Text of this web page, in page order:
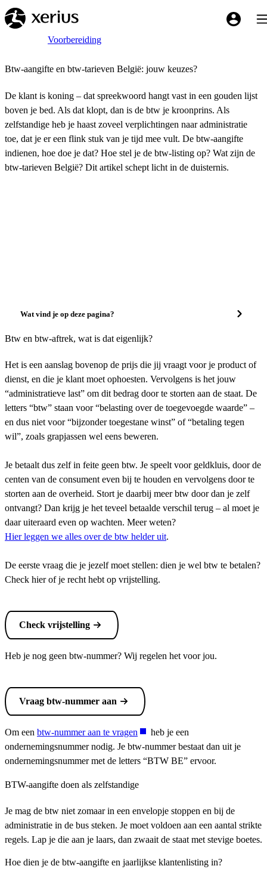
Overslaan naar de hoofdinhoud
My
Breadcrumb
HomeVoorbereiding
Btw-aangifte en btw-tarieven België: jouw keuzes?
De klant is koning – dat spreekwoord hangt vast in een gouden lijst
boven je bed. Als dat klopt, dan is de btw je kroonprins. Als
zelfstandige heb je haast zoveel verplichtingen naar administratie
toe, dat je er een flink stuk van je tijd mee vult. De btw-aangifte
indienen, hoe doe je dat? Hoe stel je de btw-listing op? Wat zijn de
btw-tarieven België? Dit artikel schept licht in de duisternis.
Wat vind je op deze pagina?
Btw en btw-aftrek, wat is dat eigenlijk?
Het is een aanslag bovenop de prijs die jij vraagt voor je product of
dienst, en die je klant moet ophoesten. Vervolgens is het jouw
“administratieve last” om dit bedrag door te storten aan de staat. De
letters “btw” staan voor “belasting over de toegevoegde waarde” –
en dus niet voor “bijzonder toegestane winst” of “betaling tegen
wil”, zoals grapjassen wel eens beweren.
Je betaalt dus zelf in feite geen btw. Je speelt voor geldkluis, door de
centen van de consument even bij te houden en vervolgens door te
storten aan de overheid. Stort je daarbij meer btw door dan je zelf
ontvangt? Dan krijg je het teveel betaalde verschil terug – al moet je
daar uiteraard even op wachten. Meer weten?
Hier leggen we alles over de btw helder uit.
De eerste vraag die je jezelf moet stellen: dien je wel btw te betalen?
Check hier of je recht hebt op vrijstelling.
Check vrijstelling
Heb je nog geen btw-nummer? Wij regelen het voor jou.
Vraag btw-nummer aan
Om een btw-nummer aan te vragen
heb je een
ondernemingsnummer nodig. Je btw-nummer bestaat dan uit je
ondernemingsnummer met de letters “BTW BE” ervoor.
BTW-aangifte doen als zelfstandige
Je mag de btw niet zomaar in een envelopje stoppen en bij de
administratie in de bus steken. Je moet voldoen aan een aantal strikte
regels. Lap je die aan je laars, dan zwaait de staat met stevige boetes.
Hoe dien je de btw-aangifte en jaarlijkse klantenlisting in?